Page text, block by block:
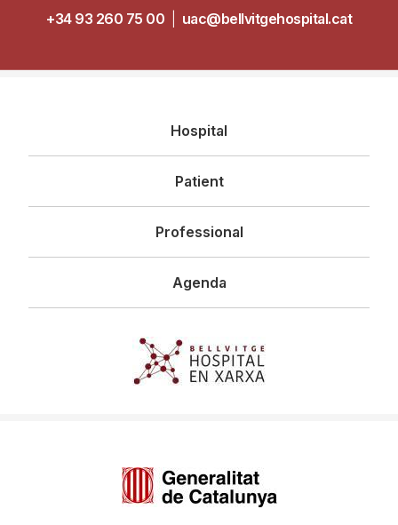
+34 93 260 75 00
uac@bellvitgehospital.cat
principal
Hospital
Patient
Professional
Agenda